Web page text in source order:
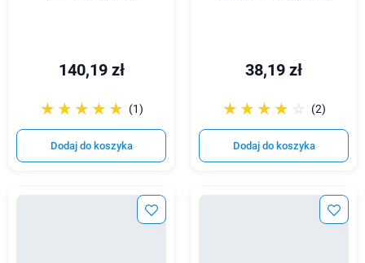
140,19 zł
☆☆☆☆☆
★★★★★ (1)
Dodaj do koszyka
38,19 zł
☆☆☆☆☆
★★★★★ (2)
Dodaj do koszyka